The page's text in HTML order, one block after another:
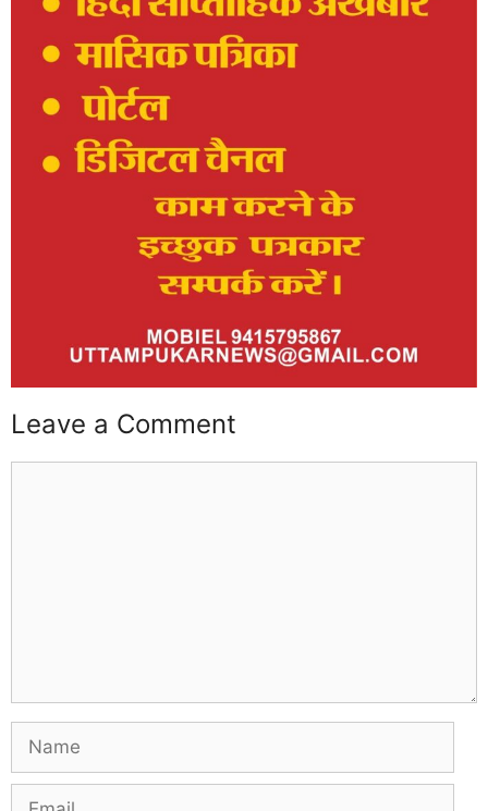
Leave a Comment